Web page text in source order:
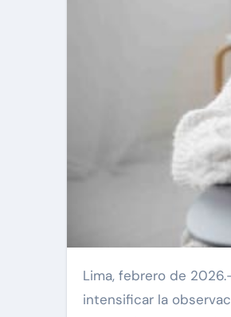
Lima, febrero de 2026.- A pocas semanas del inicio del año escolar, padres y docentes suelen
intensificar la